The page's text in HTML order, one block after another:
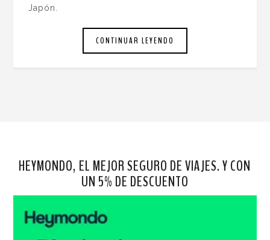
Japón.
CONTINUAR LEYENDO
HEYMONDO, EL MEJOR SEGURO DE VIAJES. Y CON
UN 5% DE DESCUENTO